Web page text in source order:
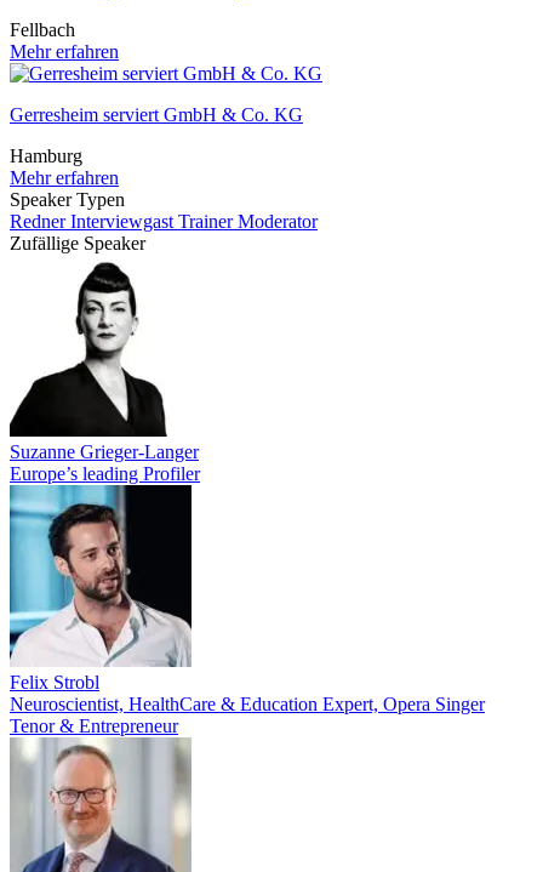
Fellbach
Mehr erfahren
Gerresheim serviert GmbH & Co. KG
Hamburg
Mehr erfahren
Speaker Typen
RednerInterviewgast TrainerModerator
Zufällige Speaker
Suzanne Grieger-Langer
Europe’s leading Profiler
Felix Strobl
Neuroscientist, HealthCare & Education Expert, Opera Singer
Tenor & Entrepreneur